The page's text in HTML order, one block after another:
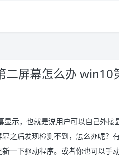
二屏幕怎么办 win10
示，也就是说用户可以自己外接
之后发现检测不到，怎么办呢？
一下驱动程序。或者你也可以手